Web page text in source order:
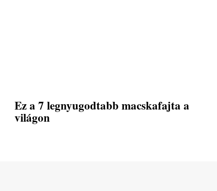
Ez a 7 legnyugodtabb macskafajta a
világon